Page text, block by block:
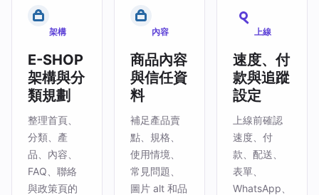
架構
E-SHOP
架構與分
類規劃
整理首頁、
分類、產
品、內容、
FAQ、聯絡
與政策頁的
內容
商品內容
與信任資
料
補足產品賣
點、規格、
使用情境、
常見問題、
圖片 alt 和品
上線
速度、付
款與追蹤
設定
上線前確認
速度、付
款、配送、
表單、
WhatsApp、